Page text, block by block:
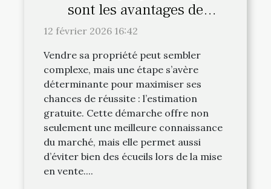
sont les avantages de
l'estimation gratuite ?
12 février 2026 16:42
Vendre sa propriété peut sembler
complexe, mais une étape s’avère
déterminante pour maximiser ses
chances de réussite : l’estimation
gratuite. Cette démarche offre non
seulement une meilleure connaissance
du marché, mais elle permet aussi
d’éviter bien des écueils lors de la mise
en vente....